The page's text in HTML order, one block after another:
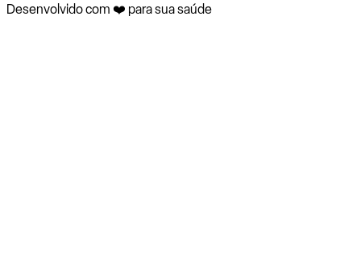
Desenvolvido com ❤️ para sua saúde